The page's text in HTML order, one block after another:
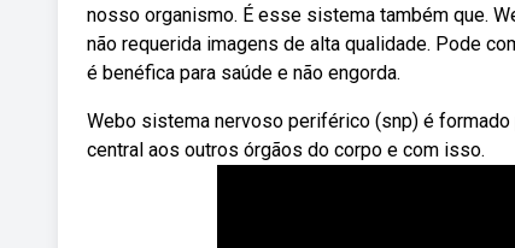
nosso organismo. É esse sistema também que.
não requerida imagens de alta qualidade. Pode
é benéfica para saúde e não engorda.
Webo sistema nervoso periférico (snp) é
central aos outros órgãos do corpo e com isso.